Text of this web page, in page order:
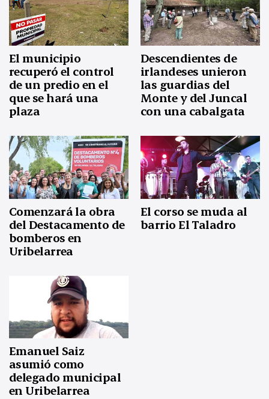
El municipio
recuperó el control
de un predio en el
que se hará una
plaza
Descendientes de
irlandeses unieron
las guardias del
Monte y del Juncal
con una cabalgata
Comenzará la obra
del Destacamento de
bomberos en
Uribelarrea
El corso se muda al
barrio El Taladro
Emanuel Saiz
asumió como
delegado municipal
en Uribelarrea